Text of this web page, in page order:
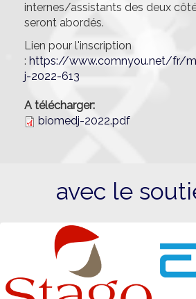
internes/assistants des deux
seront abordés.
Lien pour l'inscription
: https://www.comnyou.net/fr/
j-2022-613
A télécharger:
biomedj-2022.pdf
avec le